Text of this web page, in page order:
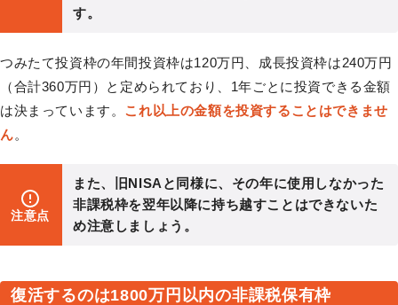
す。
つみたて投資枠の年間投資枠は120万円 、成長投資枠は240万円
（合計360万円） と定められており、1年ごとに投資できる金額
は決まっています。 これ以上の金額を投資することはできませ
ん。
注意点
また、旧NISAと同様に、その年に使用しなかった
非課税枠を翌年以降に持ち越すことはできないた
め注意しましょう。
復活するのは1800万円以内の非課税保有枠